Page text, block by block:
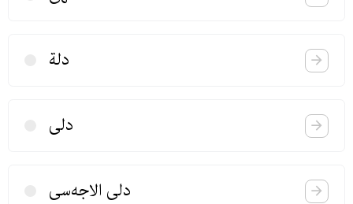
دلة
دلی
دلی الاجه‌سی